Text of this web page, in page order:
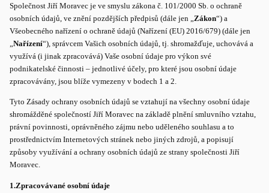
Společnost Jiří Moravec je ve smyslu zákona č. 101/2000 Sb. o ochraně
osobních údajů, ve znění pozdějších předpisů (dále jen „ Zákon“) a
Všeobecného nařízení o ochraně údajů (Nařízení (EU) 2016/679) (dále jen
Nařízení“), správcem Vašich osobních údajů, tj. shromažďuje, uchovává a
využívá (i jinak zpracovává) Vaše osobní údaje pro výkon své
podnikatelské činnosti – jednotlivé účely, pro které jsou osobní údaje
zpracovávány, jsou blíže vymezeny v bodech 1 a 2.
Tyto Zásady ochrany osobních údajů se vztahují na všechny osobní údaje
shromážděné společností Jiří Moravec na základě plnění smluvního vztahu,
právní povinnosti, oprávněného zájmu nebo uděleného souhlasu a to
prostřednictvím Internetových stránek nebo jiných zdrojů, a popisují
způsoby využívání a ochrany osobních údajů ze strany společnosti Jiří
Moravec.
1.Zpracovávané osobní údaje